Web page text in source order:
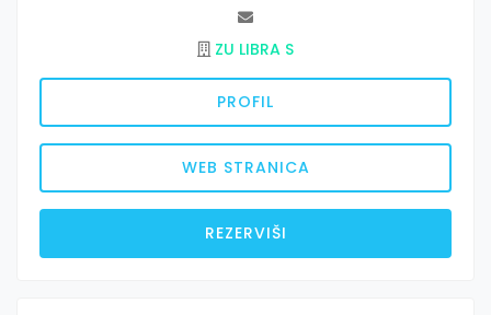
ZU LIBRA S
PROFIL
WEB STRANICA
REZERVIŠI